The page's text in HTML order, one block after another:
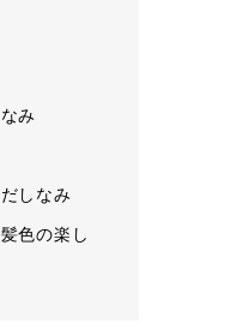
み
しなみ
色の楽し